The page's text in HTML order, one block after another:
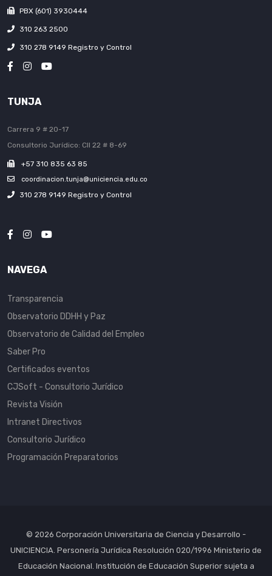
PBX (601) 3930444
310 263 2500
310 278 9149 Registro y Control
TUNJA
Carrera 9 # 20-17
Consultorio Jurídico: Cll 22 # 8-69
+57 310 835 63 85
coordinacion.tunja@uniciencia.edu.co
310 278 9149 Registro y Control
NAVEGA
Transparencia
Observatorio DDHH y Paz
Observatorio de Calidad del Empleo
Saber Pro
Certificados eventos
CJSoft - Consultorio Jurídico
Revista Visión
Intranet Directivos
Consultorio Jurídico
Programación Preparatorios
© 2026 Corporación Universitaria de Ciencia y Desarrollo -
UNICIENCIA. Personería Jurídica Resolución 020/1996 Ministerio de
Educación Nacional. Institución de Educación Superior sujeta a